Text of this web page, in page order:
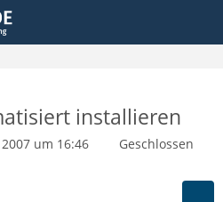
installieren
um 16:46
Geschlossen